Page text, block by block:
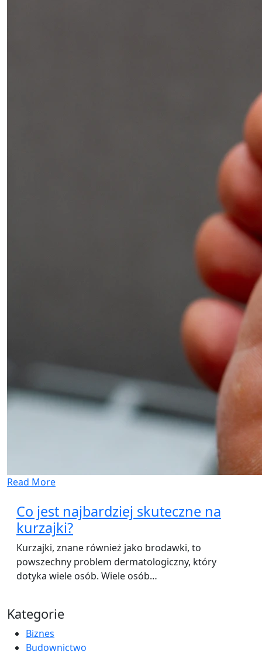
Read More
Co jest najbardziej skuteczne na
kurzajki?
Kurzajki, znane również jako brodawki, to
powszechny problem dermatologiczny, który
dotyka wiele osób. Wiele osób…
Kategorie
Biznes
Budownictwo